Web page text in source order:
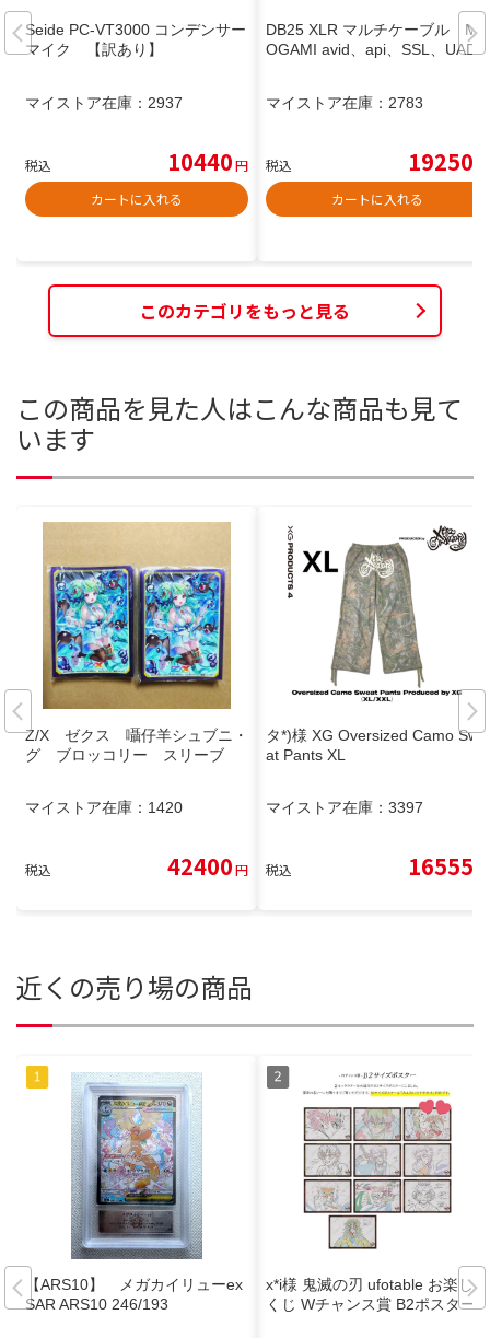
Seide PC-VT3000 コンデンサー
マイク 【訳あり】
マイストア在庫： 2937
税込 10440円
カートに入れる
DB25 XLR マルチケーブル M
OGAMI avid、api、SSL、UAD
マイストア在庫： 2783
税込 19250
カートに入れる
このカテゴリをもっと見る
この商品を見た人はこんな商品も見て
います
Z/X ゼクス 囁仔羊シュブニ・
グ ブロッコリー スリーブ
マイストア在庫： 1420
税込 42400円
タ*)様 XG Oversized Camo Swe
at Pants XL
マイストア在庫： 3397
税込 16555
近くの売り場の商品
【ARS10】 メガカイリューex
SAR ARS10 246/193
x*i様 鬼滅の刃 ufotable お楽しみ
くじ Wチャンス賞 B2ポスター